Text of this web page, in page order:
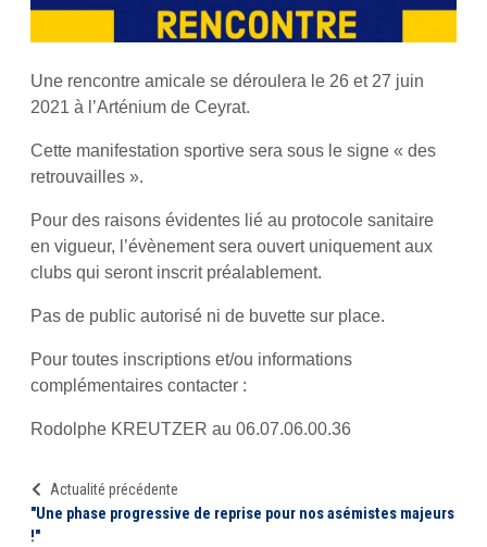
Une rencontre amicale se déroulera le 26 et 27 juin
2021 à l’Arténium de Ceyrat.
Cette manifestation sportive sera sous le signe « des
retrouvailles ».
Pour des raisons évidentes lié au protocole sanitaire
en vigueur, l’évènement sera ouvert uniquement aux
clubs qui seront inscrit préalablement.
Pas de public autorisé ni de buvette sur place.
Pour toutes inscriptions et/ou informations
complémentaires contacter :
Rodolphe KREUTZER au 06.07.06.00.36
Actualité précédente
"Une phase progressive de reprise pour nos asémistes majeurs
!"